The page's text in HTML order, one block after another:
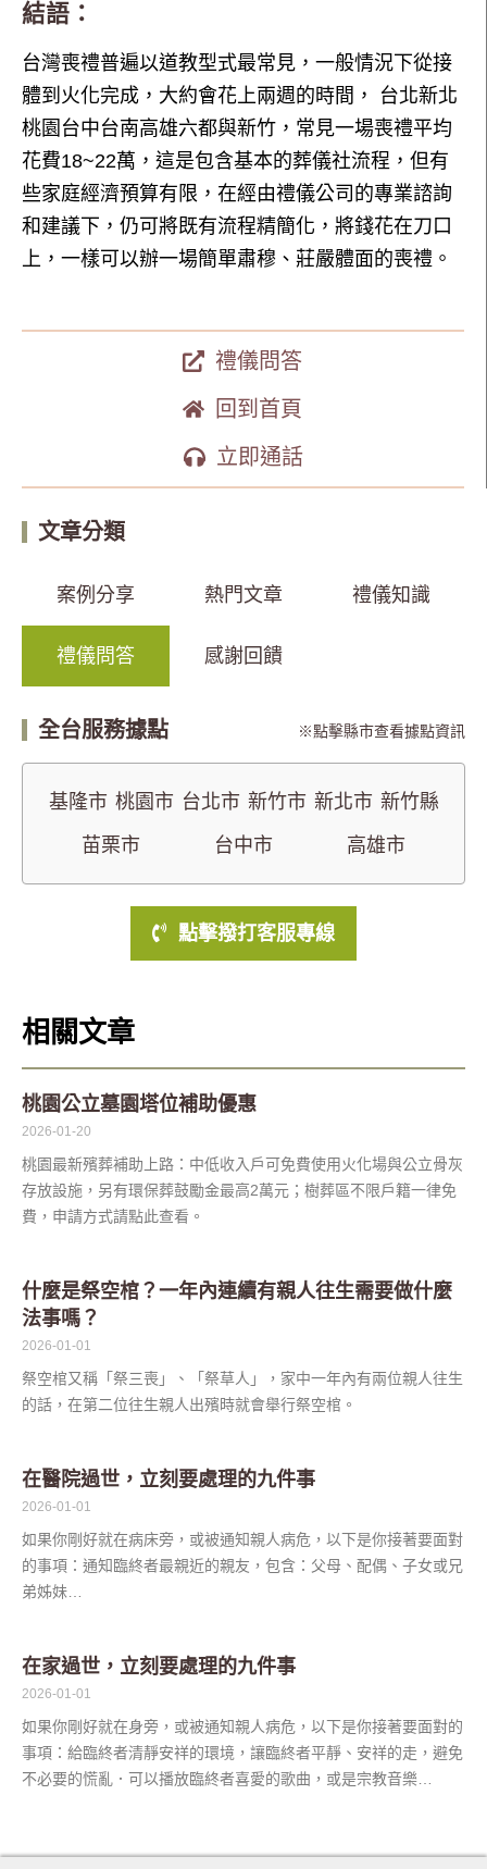
結語：
台灣喪禮普遍以道教型式最常見，一般情況下從接
體到火化完成，大約會花上兩週的時間， 台北新北
桃園台中台南高雄六都與新竹，常見一場喪禮平均
花費18~22萬，這是包含基本的葬儀社流程，但有
些家庭經濟預算有限，在經由禮儀公司的專業諮詢
和建議下，仍可將既有流程精簡化，將錢花在刀口
上，一樣可以辦一場簡單肅穆、莊嚴體面的喪禮。
禮儀問答
回到首頁
立即通話
文章分類
案例分享 熱門文章 禮儀知識
禮儀問答 感謝回饋
全台服務據點 點擊縣市查看據點資訊
基隆市 桃園市
苗栗市
台北市 新竹市
台中市
新北市 新竹縣
高雄市
點擊撥打客服專線
相關文章
桃園公立墓園塔位補助優惠
2026-01-20
桃園最新殯葬補助上路：中低收入戶可免費使用火化場與公立骨灰
存放設施，另有環保葬鼓勵金最高2萬元；樹葬區不限戶籍一律免
費，申請方式請點此查看。
什麼是祭空棺？一年內連續有親人往生需要做什麼
法事嗎？
2026-01-01
祭空棺又稱「祭三喪」、「祭草人」，家中一年內有兩位親人往生
的話，在第二位往生親人出殯時就會舉行祭空棺。
在醫院過世，立刻要處理的九件事
2026-01-01
如果你剛好就在病床旁，或被通知親人病危，以下是你接著要面對
的事項：通知臨終者最親近的親友，包含：父母、配偶、子女或兄
弟姊妹…
在家過世，立刻要處理的九件事
2026-01-01
如果你剛好就在身旁，或被通知親人病危，以下是你接著要面對的
事項：給臨終者清靜安祥的環境，讓臨終者平靜、安祥的走，避免
不必要的慌亂．可以播放臨終者喜愛的歌曲，或是宗教音樂…